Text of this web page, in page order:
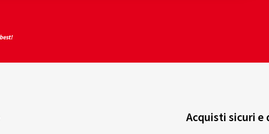
Acquisti sicuri